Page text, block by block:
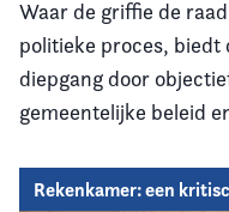
Contact
Waar de griffie de
politieke proces, biedt
diepgang door
gemeentelijke beleid
Rekenkamer: een